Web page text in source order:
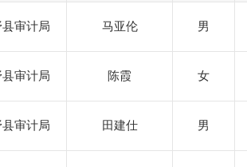
建设局
局
审计局 马亚伦 男
审计局 陈霞 女
审计局 田建仕 男